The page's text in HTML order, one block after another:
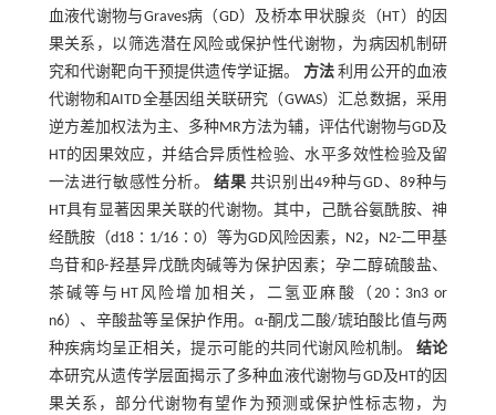
血液代谢物与Graves病（GD）及桥本甲状腺炎（HT）的因
果关系，以筛选潜在风险或保护性代谢物，为病因机制研
究和代谢靶向干预提供遗传学证据。 方法 利用公开的血液
代谢物和AITD全基因组关联研究（GWAS）汇总数据，采用
逆方差加权法为主、多种MR方法为辅，评估代谢物与GD及
HT的因果效应，并结合异质性检验、水平多效性检验及留
一法进行敏感性分析。结果 共识别出49种与GD、89种与
HT具有显著因果关联的代谢物。其中，己酰谷氨酰胺、神
经酰胺（d18∶1/16∶0）等为GD风险因素，N2，N2-二甲基
鸟苷和β-羟基异戊酰肉碱等为保护因素；孕二醇硫酸盐、
茶碱等与HT风险增加相关，二氢亚麻酸（20∶3n3 or
n6）、辛酸盐等呈保护作用。α-酮戊二酸/琥珀酸比值与两
种疾病均呈正相关，提示可能的共同代谢风险机制。结论
本研究从遗传学层面揭示了多种血液代谢物与GD及HT的因
果关系，部分代谢物有望作为预测或保护性标志物，为